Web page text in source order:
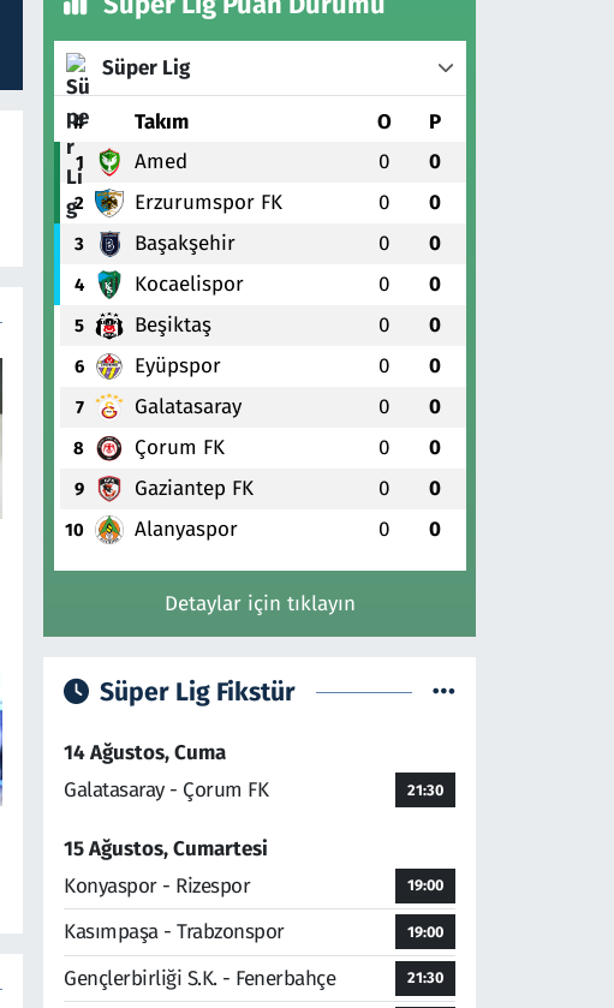
Süper Lig
# Takım O P
1 Amed 0 0
2 Erzurumspor FK 0 0
3 Başakşehir 0 0
4 Kocaelispor 0 0
5 Beşiktaş 0 0
6 Eyüpspor 0 0
7 Galatasaray 0 0
8 Çorum FK 0 0
9 Gaziantep FK 0 0
10 Alanyaspor 0 0
Detaylar için tıklayın
Süper Lig Fikstür
14 Ağustos, Cuma
Galatasaray - Çorum FK
21:30
15 Ağustos, Cumartesi
Konyaspor - Rizespor
19:00
Kasımpaşa - Trabzonspor 19:00
Gençlerbirliği S.K. - Fenerbahçe 21:30